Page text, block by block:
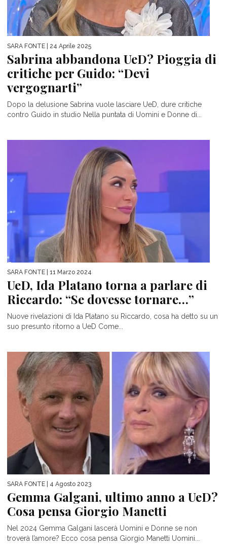
SARA FONTE | 24 Aprile 2025
Sabrina abbandona UeD? Pioggia di
critiche per Guido: “Devi
vergognarti”
Dopo la delusione Sabrina vuole lasciare UeD, dure critiche
contro Guido in studio Nella puntata di Uomini e Donne di...
SARA FONTE | 11 Marzo 2024
UeD, Ida Platano torna a parlare di
Riccardo: “Se dovesse tornare…”
Nuove rivelazioni di Ida Platano su Riccardo, cosa ha detto su un
suo presunto ritorno a UeD Come...
SARA FONTE | 4 Agosto 2023
Gemma Galgani, ultimo anno a UeD?
Cosa pensa Giorgio Manetti
Nel 2024 Gemma Galgani lascerà Uomini e Donne se non
troverà l’amore? Ecco cosa pensa Giorgio Manetti Uomini...